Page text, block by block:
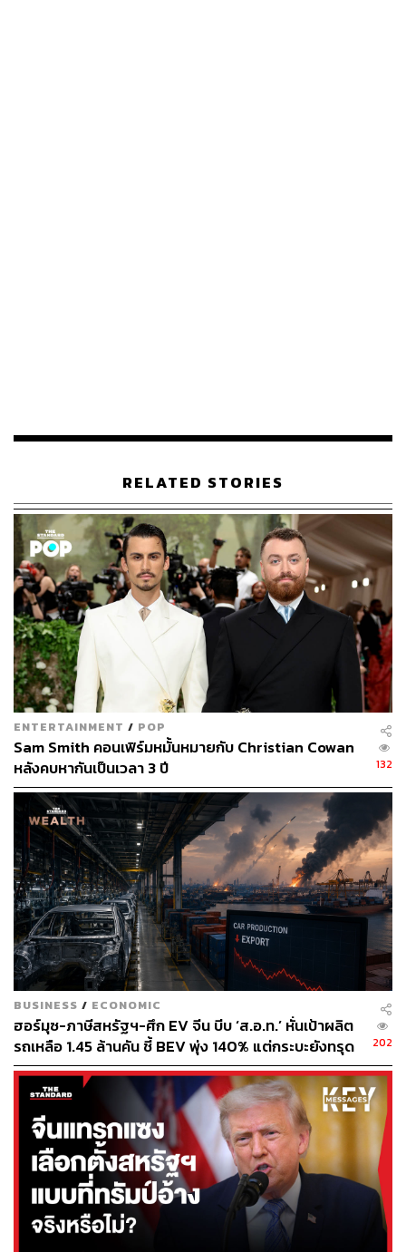
นโยบายการเงิน
54
ABOUT THE AUTHOR
THE STANDARD TEAM
กองบรรณาธิการ THE STANDARD
RELATED STORIES
ENTERTAINMENT / POP
Sam Smith คอนเฟิร์มหมั้นหมายกับ Christian Cowan
หลังคบหากันเป็นเวลา 3 ปี
132
BUSINESS / ECONOMIC
ฮอร์มุซ-ภาษีสหรัฐฯ-ศึก EV จีน บีบ ‘ส.อ.ท.’ หั่นเป้าผลิต
รถเหลือ 1.45 ล้านคัน ชี้ BEV พุ่ง 140% แต่กระบะยังทรุด
202